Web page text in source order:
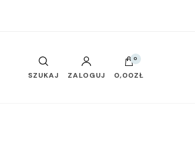
SZUKAJ ZALOGUJ
0
0,00ZŁ